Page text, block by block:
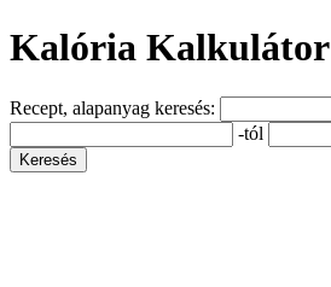
Kalória Kalkulátor
Recept, alapanyag keresés:
-tól